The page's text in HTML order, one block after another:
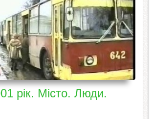
рік. Місто. Люди.